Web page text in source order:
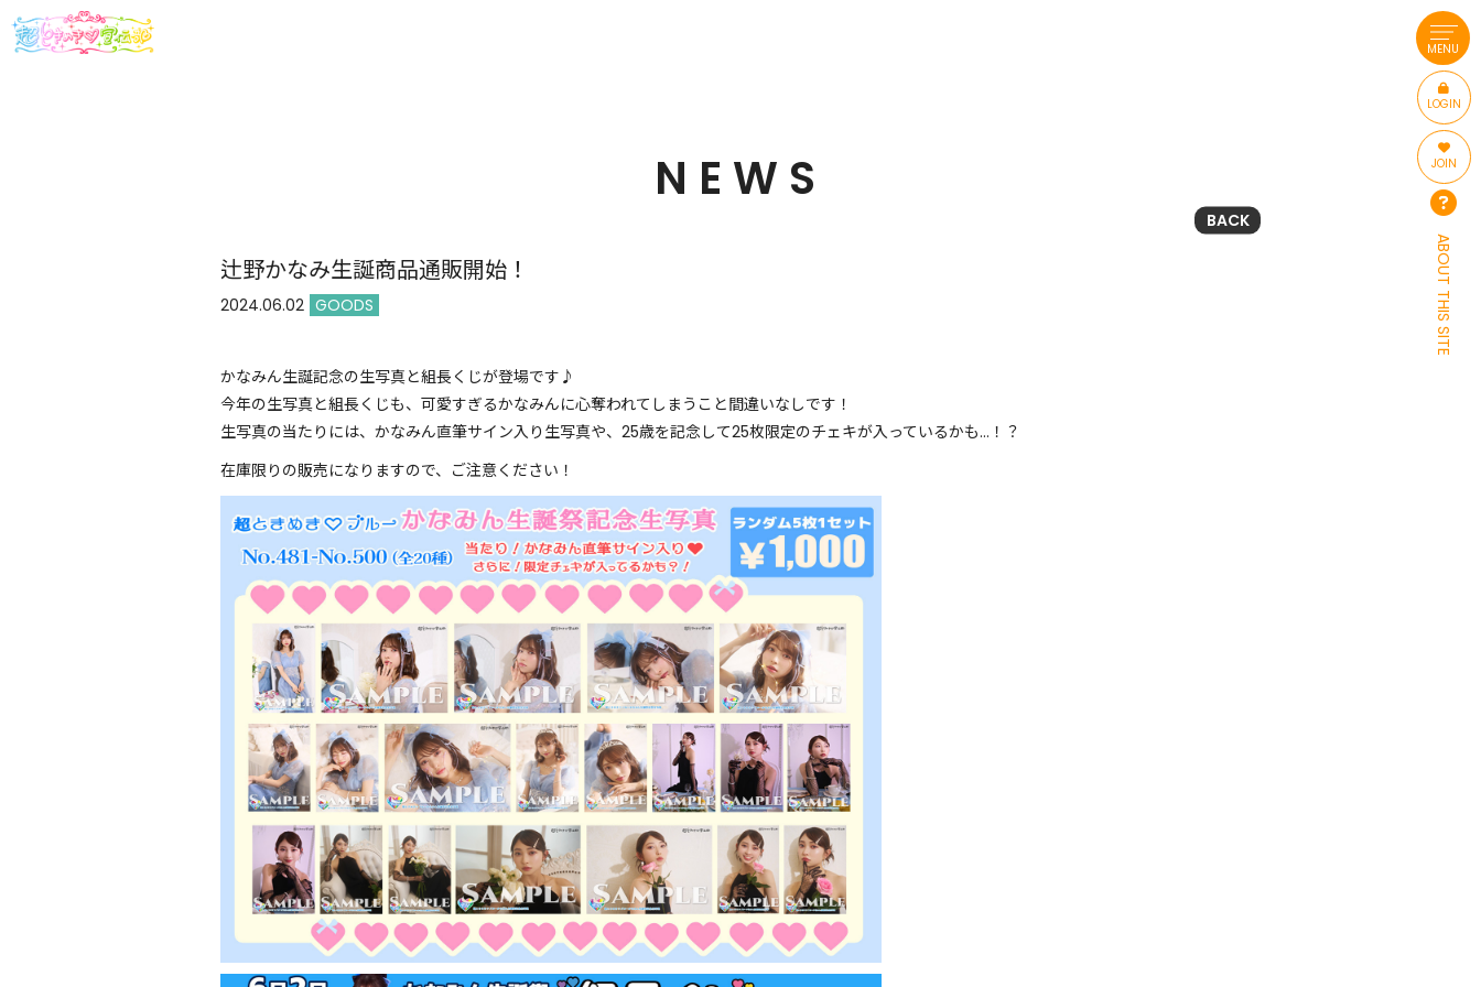
MENU
LOGIN
JOIN
ABOUT THIS SITE
NEWS
BACK
辻野かなみ生誕商品通販開始！
2024.06.02 GOODS
かなみん生誕記念の生写真と組長くじが登場です♪
今年の生写真と組長くじも、可愛すぎるかなみんに心奪われてしまうこと間違いなしです！
生写真の当たりには、かなみん直筆サイン入り生写真や、25歳を記念して25枚限定のチェキが入っているかも…！？
在庫限りの販売になりますので、ご注意ください！